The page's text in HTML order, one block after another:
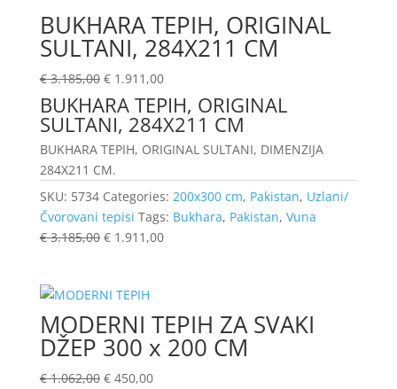
BUKHARA TEPIH, ORIGINAL
SULTANI, 284X211 CM
€3.185,00 €1.911,00
BUKHARA TEPIH, ORIGINAL
SULTANI, 284X211 CM
BUKHARA TEPIH, ORIGINAL SULTANI, DIMENZIJA
284X211 CM.
SKU: 5734 Categories: 200x300 cm, Pakistan, Uzlani/
Čvorovani tepisi Tags: Bukhara, Pakistan, Vuna
€3.185,00 €1.911,00
MODERNI TEPIH ZA SVAKI
DŽEP 300 x 200 CM
€1.062,00 €450,00